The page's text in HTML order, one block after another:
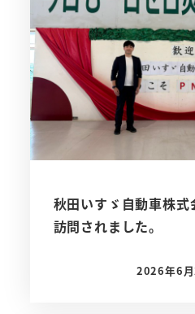
秋田いすゞ自動車株
訪問されました。
投稿日
2026年6